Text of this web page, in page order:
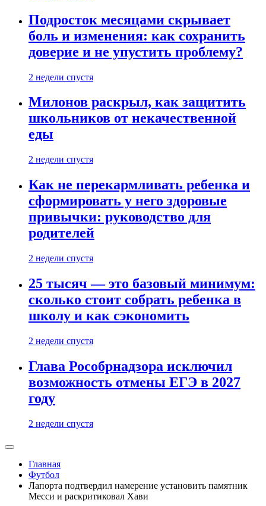
Подросток месяцами скрывает
боль и изменения: как сохранить
доверие и не упустить проблему?
2 недели спустя
Милонов раскрыл, как защитить
школьников от некачественной
еды
2 недели спустя
Как не перекармливать ребенка и
сформировать у него здоровые
привычки: руководство для
родителей
2 недели спустя
25 тысяч — это базовый минимум:
сколько стоит собрать ребенка в
школу и как сэкономить
2 недели спустя
Глава Рособрнадзора исключил
возможность отмены ЕГЭ в 2027
году
2 недели спустя
Главная
Футбол
Лапорта подтвердил намерение установить памятник
Месси и раскритиковал Хави